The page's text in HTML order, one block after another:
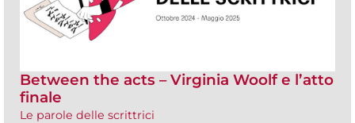
Between the acts – Virginia Woolf e l’atto
finale
Le parole delle scrittrici